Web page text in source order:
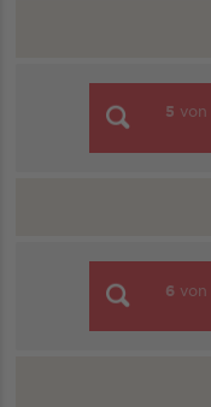
5 von
6 von